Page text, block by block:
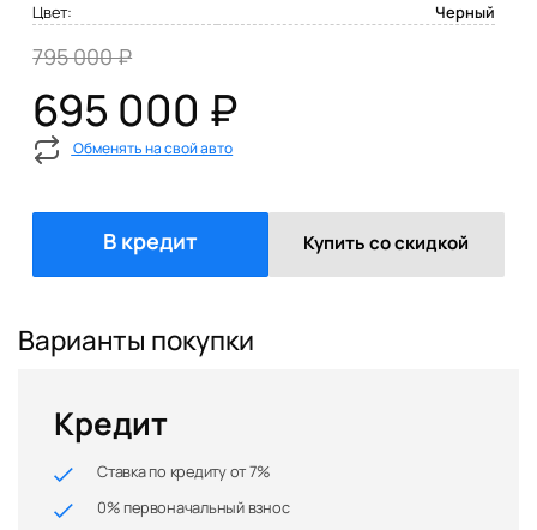
Цвет:
Черный
795 000 ₽
695 000 ₽
Обменять на свой авто
В кредит Купить со скидкой
Варианты покупки
Кредит
Ставка по кредиту от 7%
0% первоначальный взнос